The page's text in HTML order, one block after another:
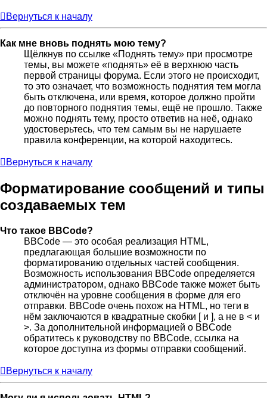
Вернуться к началу
Как мне вновь поднять мою тему?
Щёлкнув по ссылке «Поднять тему» при просмотре
темы, вы можете «поднять» её в верхнюю часть
первой страницы форума. Если этого не происходит,
то это означает, что возможность поднятия тем могла
быть отключена, или время, которое должно пройти
до повторного поднятия темы, ещё не прошло. Также
можно поднять тему, просто ответив на неё, однако
удостоверьтесь, что тем самым вы не нарушаете
правила конференции, на которой находитесь.
Вернуться к началу
Форматирование сообщений и типы
создаваемых тем
Что такое BBCode?
BBCode — это особая реализация HTML,
предлагающая большие возможности по
форматированию отдельных частей сообщения.
Возможность использования BBCode определяется
администратором, однако BBCode также может быть
отключён на уровне сообщения в форме для его
отправки. BBCode очень похож на HTML, но теги в
нём заключаются в квадратные скобки [ и ], а не в < и
>. За дополнительной информацией о BBCode
обратитесь к руководству по BBCode, ссылка на
которое доступна из формы отправки сообщений.
Вернуться к началу